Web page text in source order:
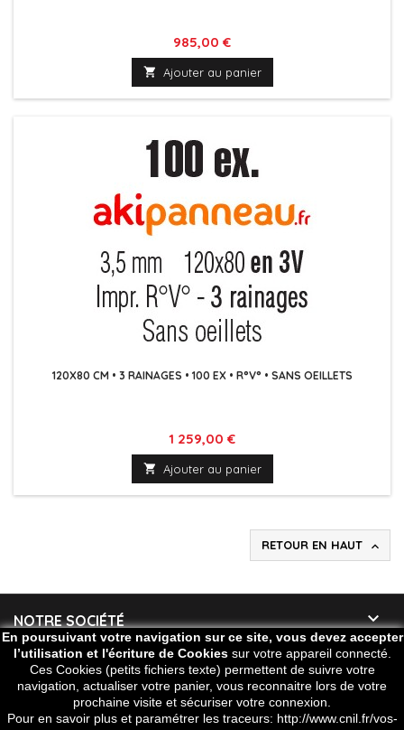
Prix
985,00 €
 Ajouter au panier
120X80 CM • 3 RAINAGES • 100 EX • R°V° • SANS OEILLETS
Prix
1 259,00 €
 Ajouter au panier
RETOUR EN HAUT 
NOTRE SOCIÉTÉ 
VOTRE COMPTE 
CONTACT 
En poursuivant votre navigation sur ce site, vous devez accepter
l’utilisation et l'écriture de Cookiessur votre appareil connecté.
Ces Cookies (petits fichiers texte) permettent de suivre votre
navigation, actualiser votre panier, vous reconnaitre lors de votre
prochaine visite et sécuriser votre connexion.
Pour en savoir plus et paramétrer les traceurs: http://www.cnil.fr/vos-